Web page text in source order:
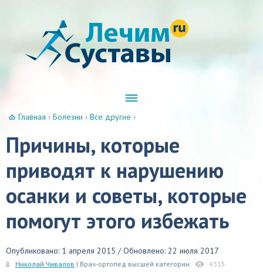
Главная › Болезни › Все другие ›
Причины, которые
приводят к нарушению
осанки и советы, которые
помогут этого избежать
Опубликовано: 1 апреля 2015 / Обновлено: 22 июля 2017
Николай Чивалов | Врач-ортопед высшей категории 4315